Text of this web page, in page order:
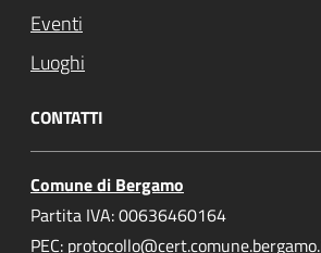
Eventi
Luoghi
CONTATTI
Comune di Bergamo
Partita IVA: 00636460164
PEC: